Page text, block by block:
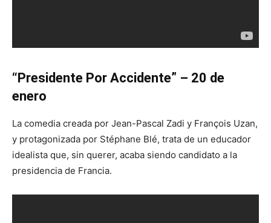
“Presidente Por Accidente” – 20 de
enero
La comedia creada por Jean-Pascal Zadi y François Uzan,
y protagonizada por Stéphane Blé, trata de un educador
idealista que, sin querer, acaba siendo candidato a la
presidencia de Francia.